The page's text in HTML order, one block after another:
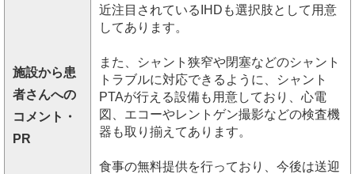
施設から患
者さんへの
コメント・
PR
近注目されているIHDも選択肢として用意
してあります。
また、シャント狭窄や閉塞などのシャント
トラブルに対応できるように、シャント
PTAが行える設備も用意しており、心電
図、エコーやレントゲン撮影などの検査機
器も取り揃えてあります。
食事の無料提供を行っており、今後は送迎